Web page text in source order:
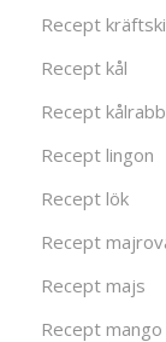
Recept
Recept kål
Recept
Recept lingon
Recept lök
Recept
Recept majs
Recept mango